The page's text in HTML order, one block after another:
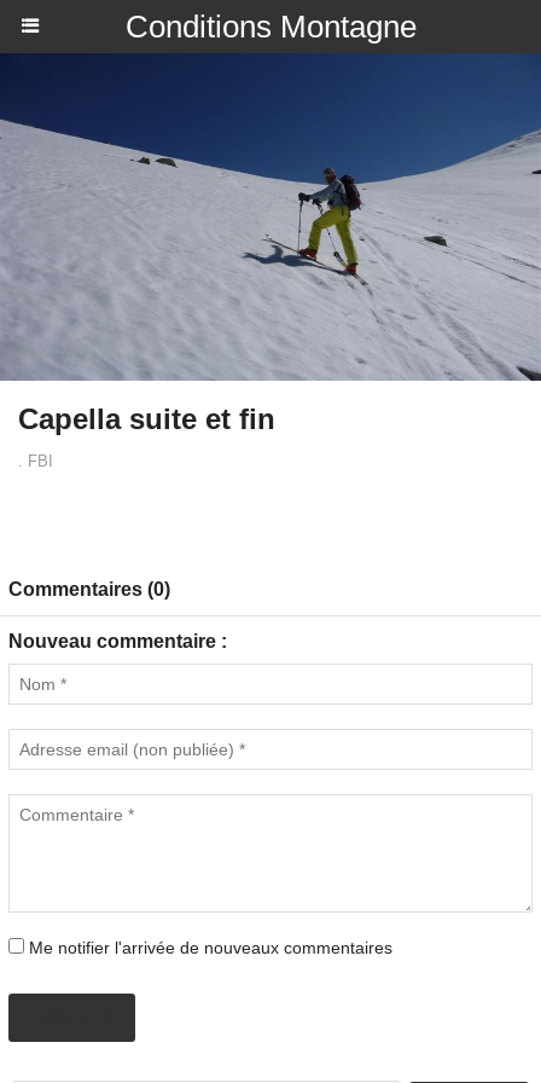
Conditions Montagne
Capella suite et fin
. FBI
Commentaires (0)
Nouveau commentaire :
Me notifier l'arrivée de nouveaux commentaires